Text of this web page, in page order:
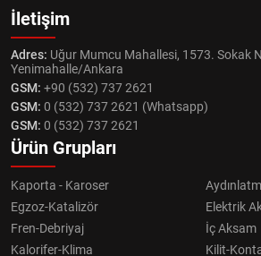
İletişim
Adres: Uğur Mumcu Mahallesi, 1573. Sokak
Yenimahalle/Ankara
GSM: +90 (532) 737 2621
GSM: 0 (532) 737 2621 (Whatsapp)
GSM: 0 (532) 737 2621
Ürün Grupları
Kaporta - Karoser
Egzoz-Katalizör
Elektrik
Fren-Debriyaj
İç Aksam
Kalorifer-Klima
Kilit-